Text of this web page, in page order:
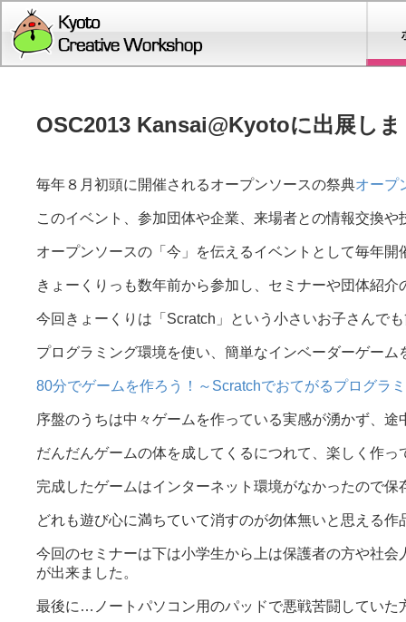
OSC2013 Kansai@Kyotoに出展し
毎年８月初頭に開催されるオープンソースの祭典オープ
このイベント、参加団体や企業、来場者との情報交換
オープンソースの「今」を伝えるイベントとして毎年開
きょーくりっも数年前から参加し、セミナーや団体紹
今回きょーくりは「Scratch」という小さいお子さんで
プログラミング環境を使い、簡単なインベーダーゲー
80分でゲームを作ろう！～Scratchでおてがるプログラ
序盤のうちは中々ゲームを作っている実感が湧かず、
だんだんゲームの体を成してくるにつれて、楽しく作っ
完成したゲームはインターネット環境がなかったので保
どれも遊び心に満ちていて消すのが勿体無いと思える作
今回のセミナーは下は小学生から上は保護者の方や社
が出来ました。
最後に…ノートパソコン用のパッドで悪戦苦闘していた